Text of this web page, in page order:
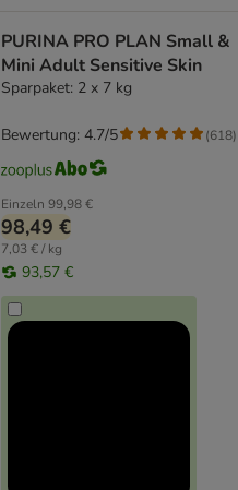
PURINA PRO PLAN Small &
Mini Adult Sensitive Skin
Sparpaket: 2 x 7 kg
Einzeln 99,98 €
98,49 €
7,03 € / kg
93,57 €
Bewertung: 4.7/5 (618)